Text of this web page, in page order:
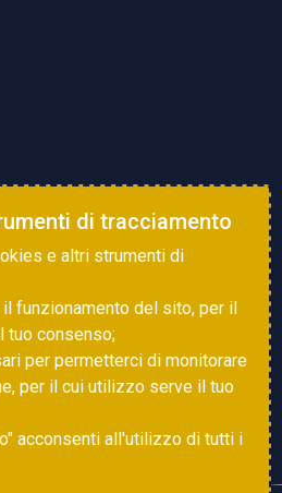
Arbitri
di tracciamento
e altri strumenti di
funzionamento del sito, per il
tuo consenso;
per permetterci di monitorare
per il cui utilizzo serve il tuo
acconsenti all'utilizzo di tutti i